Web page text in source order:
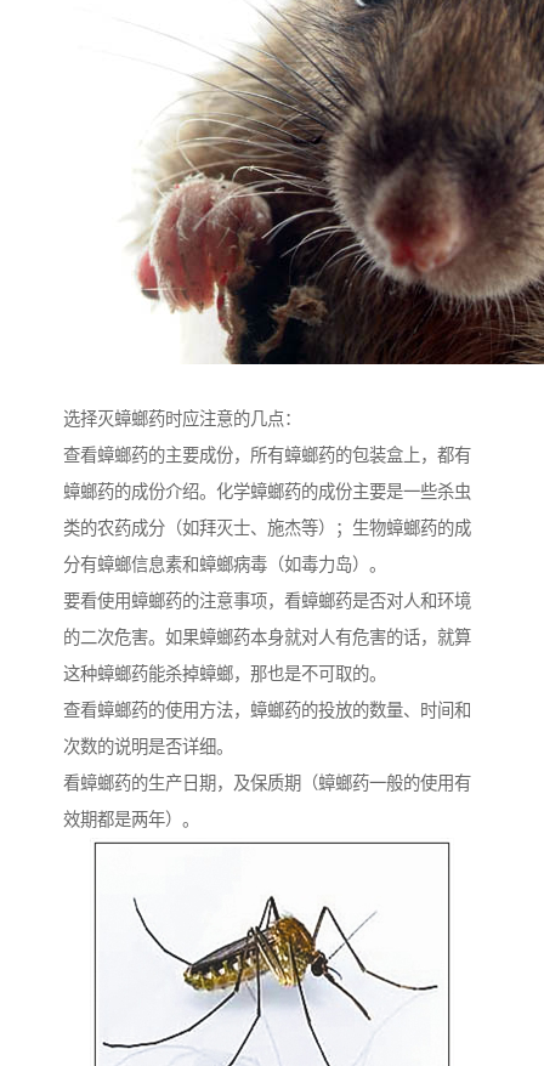
选择灭蟑螂药时应注意的几点：
查看蟑螂药的主要成份，所有蟑螂药的包装盒上，都有
蟑螂药的成份介绍。化学蟑螂药的成份主要是一些杀虫
类的农药成分（如拜灭士、施杰等）；生物蟑螂药的成
分有蟑螂信息素和蟑螂病毒（如毒力岛）。
要看使用蟑螂药的注意事项，看蟑螂药是否对人和环境
的二次危害。如果蟑螂药本身就对人有危害的话，就算
这种蟑螂药能杀掉蟑螂，那也是不可取的。
查看蟑螂药的使用方法，蟑螂药的投放的数量、时间和
次数的说明是否详细。
看蟑螂药的生产日期，及保质期（蟑螂药一般的使用有
效期都是两年）。